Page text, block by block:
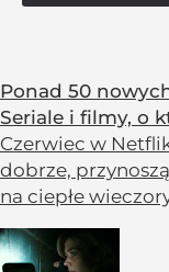
Ponad 50
Seriale i filmy, o
Czerwiec w
dobrze,
na ciepłe